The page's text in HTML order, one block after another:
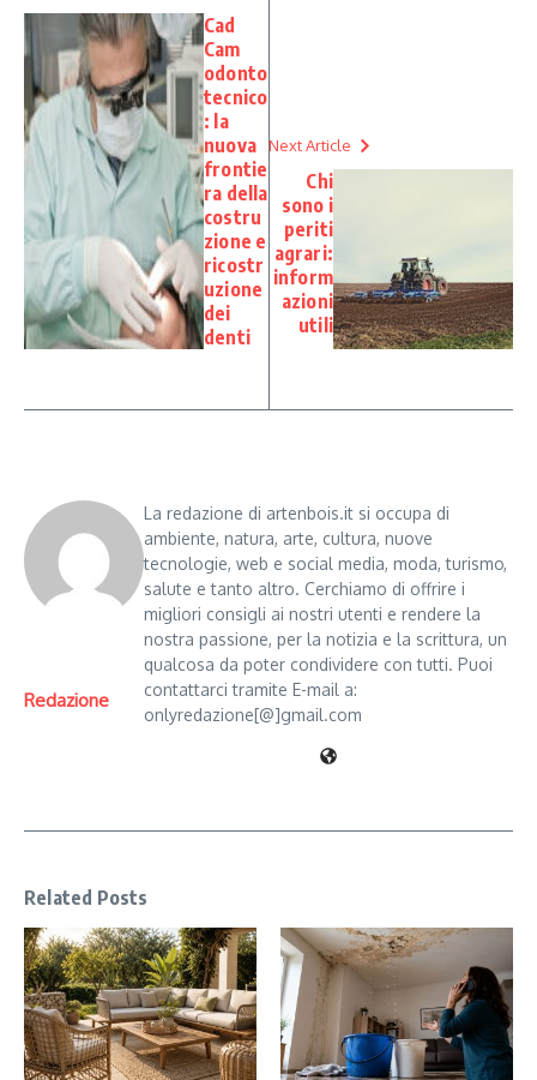
Cad
Cam
odonto
tecnico
: la
nuova
frontie
ra della
costru
zione e
ricostr
uzione
dei
denti
Next Article
Chi
sono i
periti
agrari:
inform
azioni
utili
Redazione
La redazione di artenbois.it si occupa di
ambiente, natura, arte, cultura, nuove
tecnologie, web e social media, moda, turismo,
salute e tanto altro. Cerchiamo di offrire i
migliori consigli ai nostri utenti e rendere la
nostra passione, per la notizia e la scrittura, un
qualcosa da poter condividere con tutti. Puoi
contattarci tramite E-mail a:
onlyredazione[@]gmail.com
Related Posts